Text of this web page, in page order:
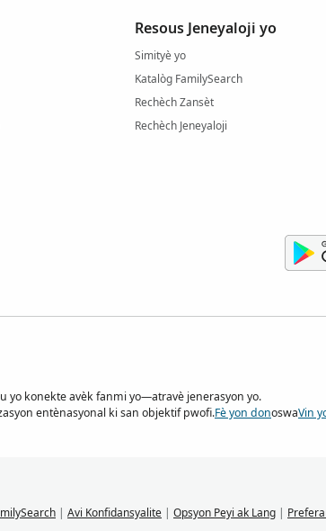
Resous Jeneyaloji yo
Simityè yo
Katalòg FamilySearch
Rechèch Zansèt
Rechèch Jeneyaloji
yo konekte avèk fanmi yo—atravè jenerasyon yo.
entènasyonal ki san objektif pwofi.Fè yon donoswaVin
| Avi Konfidansyalite | Opsyon Peyi ak Lang |